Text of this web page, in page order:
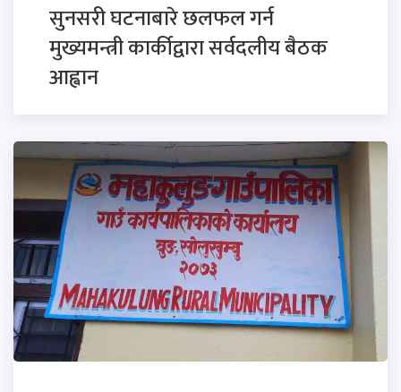
सुनसरी घटनाबारे छलफल गर्न
मुख्यमन्त्री कार्कीद्वारा सर्वदलीय बैठक
आह्वान